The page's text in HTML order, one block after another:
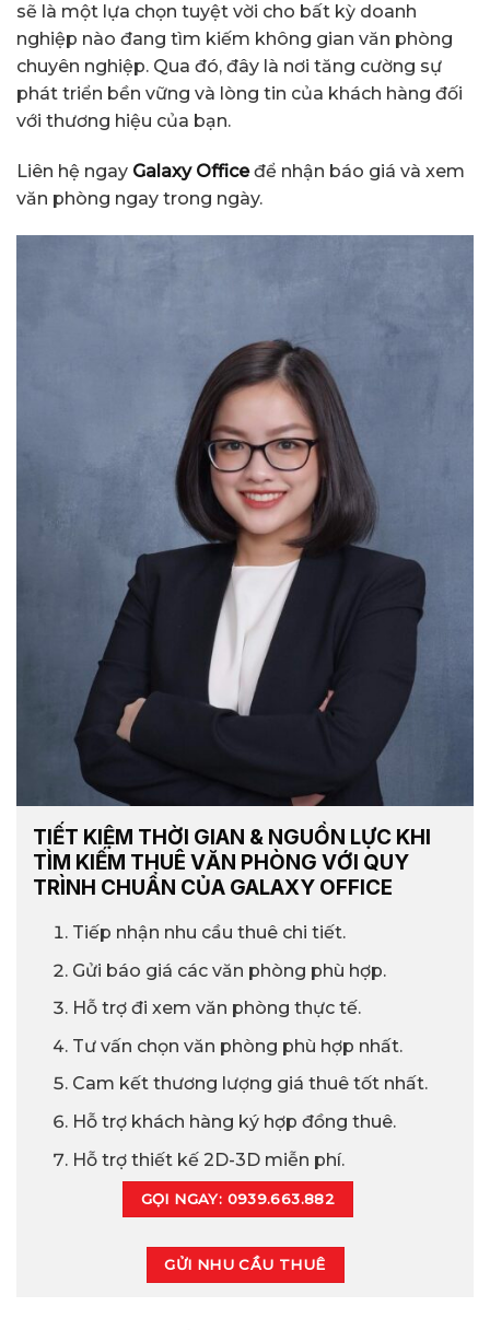
sẽ là một lựa chọn tuyệt vời cho bất kỳ doanh
nghiệp nào đang tìm kiếm không gian văn phòng
chuyên nghiệp. Qua đó, đây là nơi tăng cường sự
phát triển bền vững và lòng tin của khách hàng đối
với thương hiệu của bạn.
Liên hệ ngay Galaxy Officeđể nhận báo giá và xem
văn phòng ngay trong ngày.
TIẾT KIỆM THỜI GIAN & NGUỒN LỰC KHI
TÌM KIẾM THUÊ VĂN PHÒNG VỚI QUY
TRÌNH CHUẨN CỦA GALAXY OFFICE
Tiếp nhận nhu cầu thuê chi tiết.
Gửi báo giá các văn phòng phù hợp.
Hỗ trợ đi xem văn phòng thực tế.
Tư vấn chọn văn phòng phù hợp nhất.
Cam kết thương lượng giá thuê tốt nhất.
Hỗ trợ khách hàng ký hợp đồng thuê.
Hỗ trợ thiết kế 2D-3D miễn phí.
GỌI NGAY: 0939.663.882
GỬI NHU CẦU THUÊ